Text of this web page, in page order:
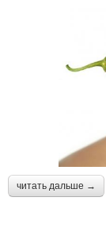
читать дальше →